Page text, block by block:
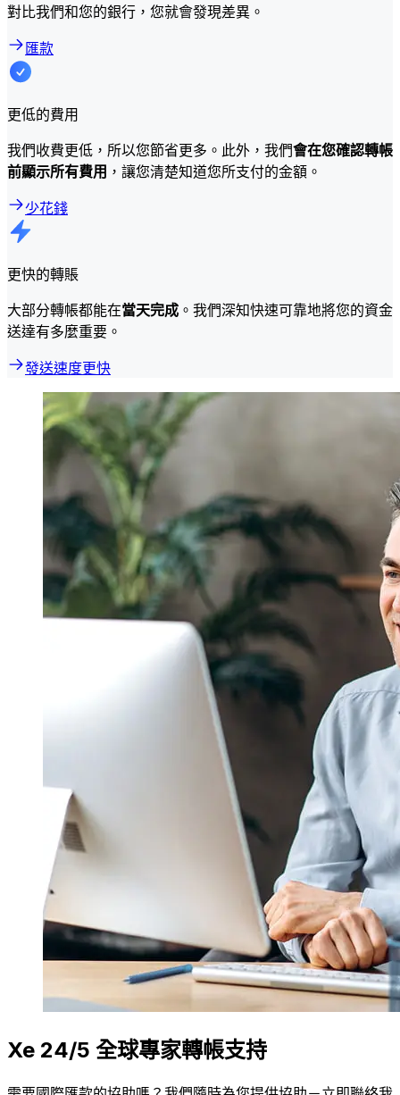
對比我們和您的銀行，您就會發現差異。
匯款
更低的費用
我們收費更低，所以您節省更多。此外，我們會在您確認轉帳
前顯示所有費用 ，讓您清楚知道您所支付的金額。
少花錢
更快的轉賬
大部分轉帳都能在當天完成 。我們深知快速可靠地將您的資金
送達有多麼重要。
發送速度更快
Xe 24/5 全球專家轉帳支持